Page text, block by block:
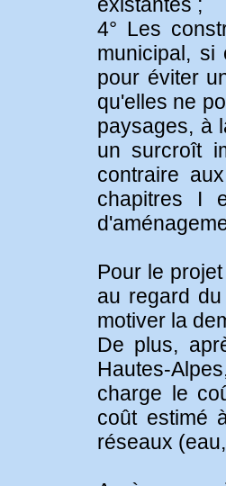
4° Les
municipal, si
pour éviter
qu'elles ne
paysages, à
un surcroît
contraire
chapitres I
Pour le
au regard
motiver la
De plus,
Hautes-
charge le
coût estimé
réseaux